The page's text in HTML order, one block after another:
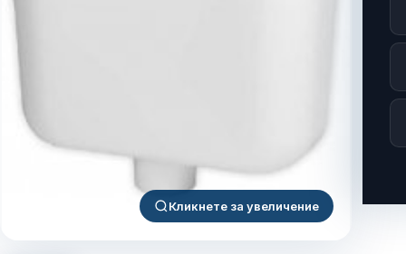
Кликнете за увеличение